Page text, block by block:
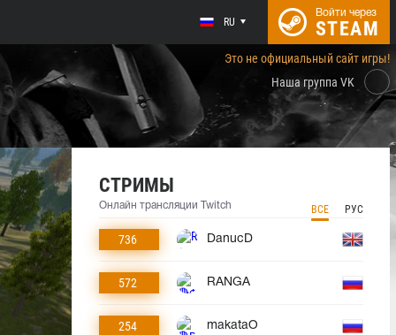
RU
Войти через
STEAM
Это не официальный сайт игры!
Наша группа VK
СТРИМЫ
Онлайн трансляции Twitch ВСЕ РУС
736 DanucD
572 RANGA
254 makataO